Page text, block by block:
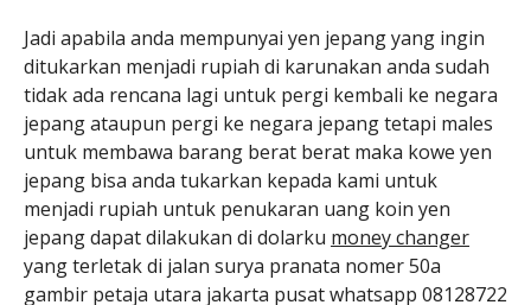
Jadi apabila anda mempunyai yen jepang yang ingin
ditukarkan menjadi rupiah di karunakan anda sudah
tidak ada rencana lagi untuk pergi kembali ke negara
jepang ataupun pergi ke negara jepang tetapi males
untuk membawa barang berat berat maka kowe yen
jepang bisa anda tukarkan kepada kami untuk
menjadi rupiah untuk penukaran uang koin yen
jepang dapat dilakukan di dolarku money changer
yang terletak di jalan surya pranata nomer 50a
gambir petaja utara jakarta pusat whatsapp 08128722